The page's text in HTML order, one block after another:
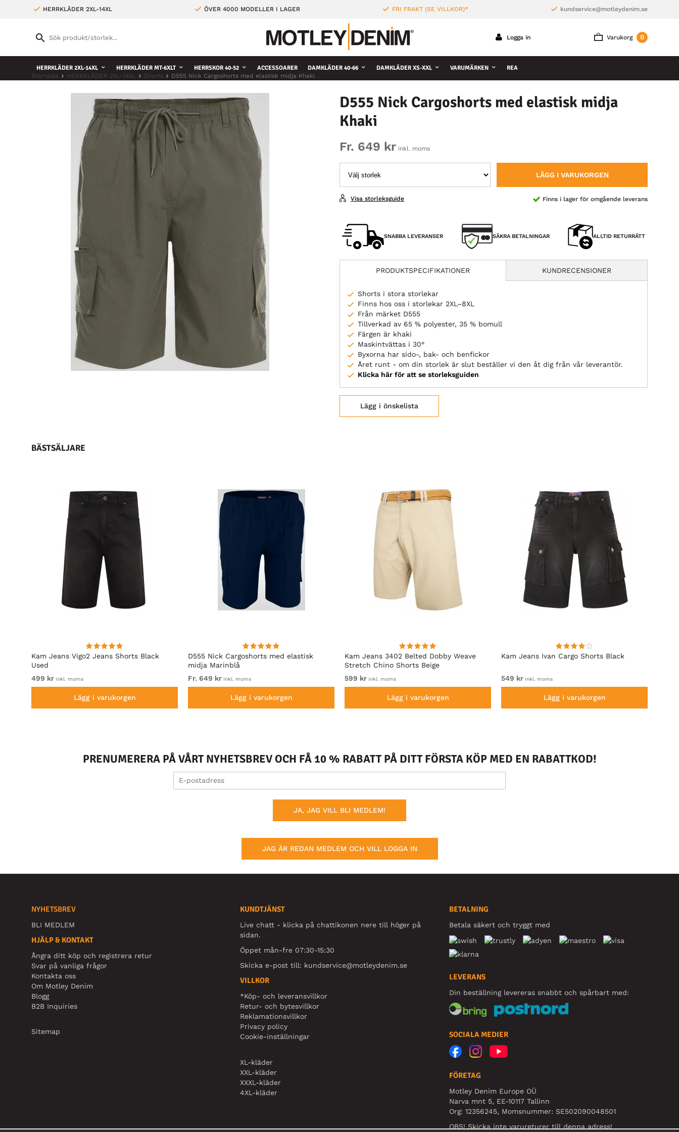
HERRKLÄDER 2XL-14XL ÖVER 4000 MODELLER I LAGER FRI FRAKT (SE VILLKOR)* kundservice@motleydenim.se
Varukorg 0
Logga in
HERRKLÄDER 2XL-14XL HERRKLÄDER MT-6XLT HERRSKOR 40-52 ACCESSOARER DAMKLÄDER 40-66 DAMKLÄDER XS-XXL VARUMÄRKEN REA
Startsida HERRKLÄDER 2XL-14XL Shorts D555 Nick Cargoshorts med elastisk midja Khaki
D555 Nick Cargoshorts med elastisk midja
Khaki
Fr. 649 kr inkl. moms
LÄGG I VARUKORGEN
Finns i lager för omgående leverans
Visa storleksguide
SNABBA LEVERANSER SÄKRA BETALNINGAR ALLTID RETURRÄTT
PRODUKTSPECIFIKATIONER KUNDRECENSIONER
Shorts i stora storlekar
Finns hos oss i storlekar 2XL–8XL
Från märket D555
Tillverkad av 65 % polyester, 35 % bomull
Färgen är khaki
Maskintvättas i 30°
Byxorna har sido-, bak- och benfickor
Året runt - om din storlek är slut beställer vi den åt dig från vår leverantör.
Klicka här för att se storleksguiden
Lägg i önskelista
BÄSTSÄLJARE
Kam Jeans Vigo2 Jeans Shorts Black
Used
499 kr inkl. moms
Lägg i varukorgen
D555 Nick Cargoshorts med elastisk
midja Marinblå
Fr. 649 kr inkl. moms
Lägg i varukorgen
Kam Jeans 3402 Belted Dobby Weave
Stretch Chino Shorts Beige
599 kr inkl. moms
Lägg i varukorgen
Kam Jeans Ivan Cargo Shorts Black
549 kr inkl. moms
Lägg i varukorgen
PRENUMERERA PÅ VÅRT NYHETSBREV OCH FÅ 10 % RABATT PÅ DITT FÖRSTA KÖP MED EN RABATTKOD!
JA, JAG VILL BLI MEDLEM!
JAG ÄR REDAN MEDLEM OCH VILL LOGGA IN
NYHETSBREV
BLI MEDLEM
HJÄLP & KONTAKT
Ångra ditt köp och registrera retur
Svar på vanliga frågor
Kontakta oss
Om Motley Denim
Blogg
B2B Inquiries
Sitemap
KUNDTJÄNST
Live chatt - klicka på chattikonen nere till höger på
sidan.
Öppet mån-fre 07:30-15:30
Skicka e-post till: kundservice@motleydenim.se
VILLKOR
*Köp- och leveransvillkor
Retur- och bytesvillkor
Reklamationsvillkor
Privacy policy
Cookie-inställningar
XL-kläder
XXL-kläder
XXXL-kläder
4XL-kläder
BETALNING
Betala säkert och tryggt med
LEVERANS
Din beställning levereras snabbt och spårbart med:
SOCIALA MEDIER
FÖRETAG
Motley Denim Europe OÜ
Narva mnt 5, EE-10117 Tallinn
Org: 12356245, Momsnummer: SE502090048501
OBS! Skicka inte varureturer till denna adress!